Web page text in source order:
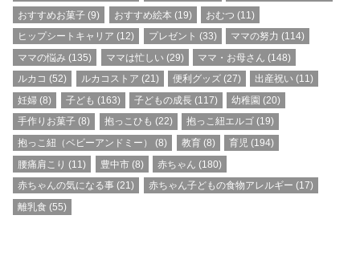
おすすめお菓子 (9) おすすめ絵本 (19) おむつ (11)
ヒップシートキャリア (12) プレゼント (33) ママの努力 (114)
ママの悩み (135) ママは忙しい(29) ママ・お母さん (148)
ルカコ (52) ルカコストア (21) 便利グッズ(27) 出産祝い (11)
妊婦 (8) 子ども (163) 子どもの成長(117) 幼稚園 (20)
手作りお菓子 (8) 抱っこひも (22) 抱っこ紐エルゴ(19)
抱っこ紐（ベビーアンドミー）
(8) 教育(8) 育児 (194)
腰痛肩こり (11) 豊中市(8) 赤ちゃん (180)
赤ちゃんの気になる事 (21) 赤ちゃん子どもの食物アレルギー (17)
離乳食 (55)